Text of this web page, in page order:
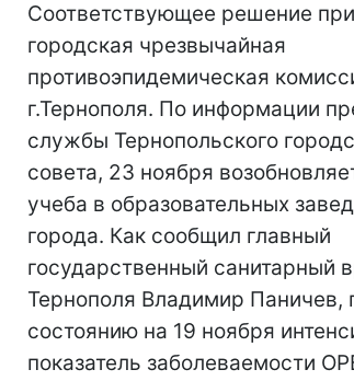
Соответствующее решение
городская чрезвычайная
противоэпидемическая
г.Тернополя. По информации
службы Тернопольского
совета, 23 ноября
учеба в образовательных
города. Как сообщил главный
государственный санитарный
Тернополя Владимир Паничев,
состоянию на 19 ноября
показатель заболеваемости